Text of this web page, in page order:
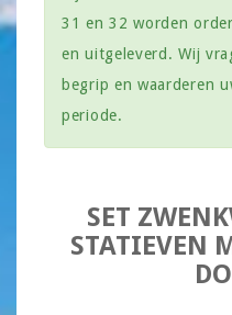
31 en 32 worden
en uitgeleverd. Wij
begrip en waarderen
periode.
SET
STATIEVEN